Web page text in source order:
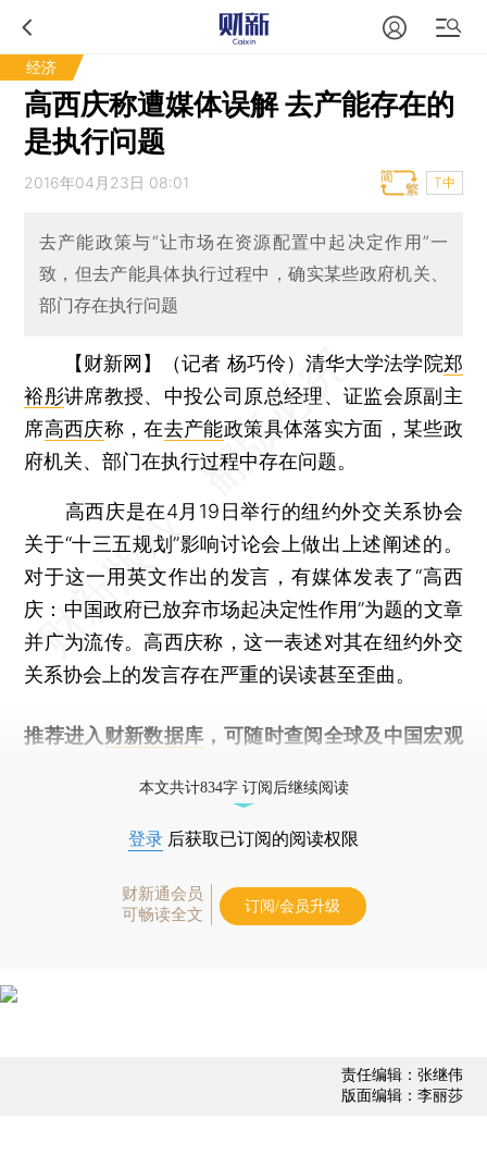
经济
高西庆称遭媒体误解 去产能存在的
是执行问题
2016年04月23日 08:01 T中
去产能政策与“让市场在资源配置中起决定作用”一
致，但去产能具体执行过程中，确实某些政府机关、
部门存在执行问题
【财新网】（记者 杨巧伶） 清华大学法学院郑
裕彤讲席教授、中投公司原总经理、证监会原副主
席高西庆称，在去产能政策具体落实方面，某些政
府机关、部门在执行过程中存在问题。
高西庆是在4月19日举行的纽约外交关系协会
关于“十三五规划”影响讨论会上做出上述阐述的。
对于这一用英文作出的发言，有媒体发表了“高西
庆：中国政府已放弃市场起决定性作用”为题的文章
并广为流传。高西庆称，这一表述对其在纽约外交
关系协会上的发言存在严重的误读甚至歪曲。
推荐进入 财新数据库 ，可随时查阅全球及中国宏观
本文共计834字 订阅后继续阅读
登录 后获取已订阅的阅读权限
财新通会员
可畅读全文
订阅/会员升级
责任编辑：张继伟
版面编辑：李丽莎